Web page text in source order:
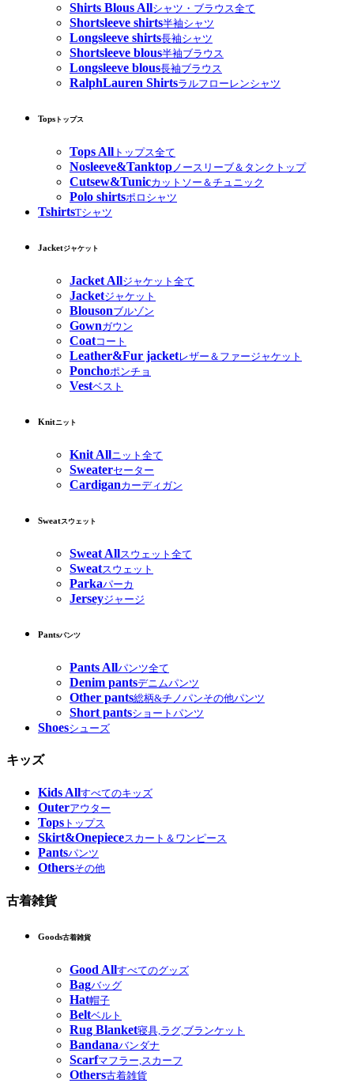
Shirts Blous Allシャツ・ブラウス全て
Shortsleeve shirts半袖シャツ
Longsleeve shirts長袖シャツ
Shortsleeve blous半袖ブラウス
Longsleeve blous長袖ブラウス
RalphLauren Shirtsラルフローレンシャツ
Tops トップス
Tops All トップス全て
Nosleeve&Tanktop ノースリーブ＆タンクトップ
Cutsew&Tunicカットソー＆チュニック
Polo shirtsポロシャツ
TshirtsTシャツ
Jacketジャケット
Jacket Allジャケット全て
Jacketジャケット
Blousonブルゾン
Gownガウン
Coatコート
Leather&Fur jacketレザー＆ファージャケット
Ponchoポンチョ
Vestベスト
Knitニット
Knit Allニット全て
Sweaterセーター
Cardiganカーディガン
Sweatスウェット
Sweat Allスウェット全て
Sweatスウェット
Parkaパーカ
Jerseyジャージ
Pantsパンツ
Pants Allパンツ全て
Denim pantsデニムパンツ
Other pants総柄&チノパンその他パンツ
Short pantsショートパンツ
Shoesシューズ
キッズ
Kids Allすべてのキッズ
Outerアウター
Tops トップス
Skirt&Onepieceスカート＆ワンピース
Pantsパンツ
Othersその他
古着雑貨
Goods古着雑貨
Good Allすべてのグッズ
Bagバッグ
Hat帽子
Beltベルト
Rug Blanket寝具,ラグ,ブランケット
Bandanaバンダナ
Scarfマフラー,スカーフ
Others古着雑貨